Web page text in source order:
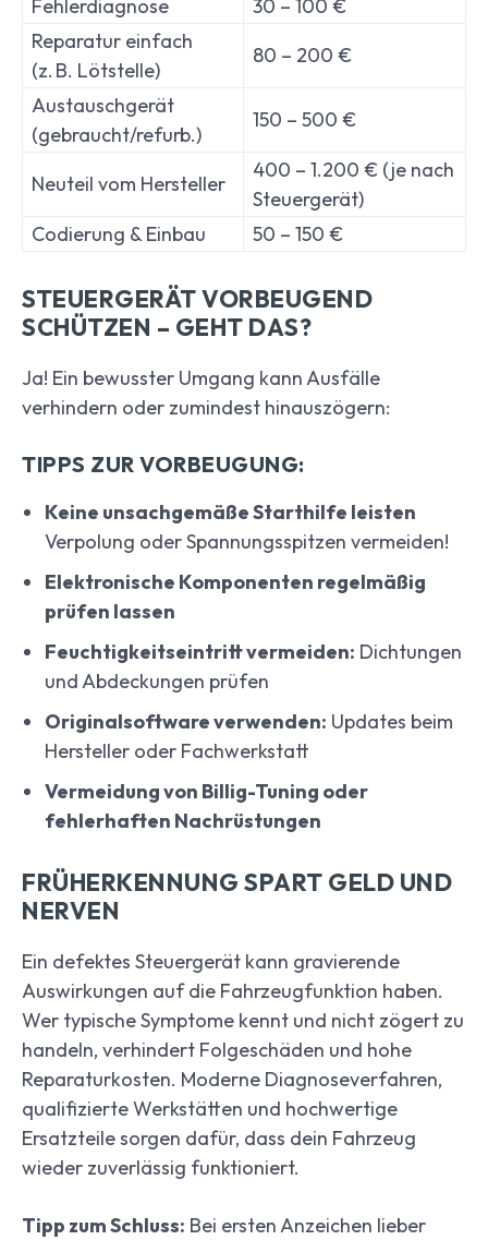
Fehlerdiagnose
30 – 100 €
Reparatur einfach
(z. B. Lötstelle)
80 – 200 €
Austauschgerät
(gebraucht/refurb.)
150 – 500 €
Neuteil vom Hersteller
400 – 1.200 € (je nach
Steuergerät)
Codierung & Einbau
50 – 150 €
STEUERGERÄT VORBEUGEND
SCHÜTZEN – GEHT DAS?
Ja! Ein bewusster Umgang kann Ausfälle
verhindern oder zumindest hinauszögern:
TIPPS ZUR VORBEUGUNG:
Keine unsachgemäße Starthilfe leisten
Verpolung oder Spannungsspitzen vermeiden!
Elektronische Komponenten regelmäßig
prüfen lassen
Feuchtigkeitseintritt vermeiden: Dichtungen
und Abdeckungen prüfen
Originalsoftware verwenden: Updates beim
Hersteller oder Fachwerkstatt
Vermeidung von Billig-Tuning oder
fehlerhaften Nachrüstungen
FRÜHERKENNUNG SPART GELD UND
NERVEN
Ein defektes Steuergerät kann gravierende
Auswirkungen auf die Fahrzeugfunktion haben.
Wer typische Symptome kennt und nicht zögert zu
handeln, verhindert Folgeschäden und hohe
Reparaturkosten. Moderne Diagnoseverfahren,
qualifizierte Werkstätten und hochwertige
Ersatzteile sorgen dafür, dass dein Fahrzeug
wieder zuverlässig funktioniert.
Tipp zum Schluss: Bei ersten Anzeichen lieber